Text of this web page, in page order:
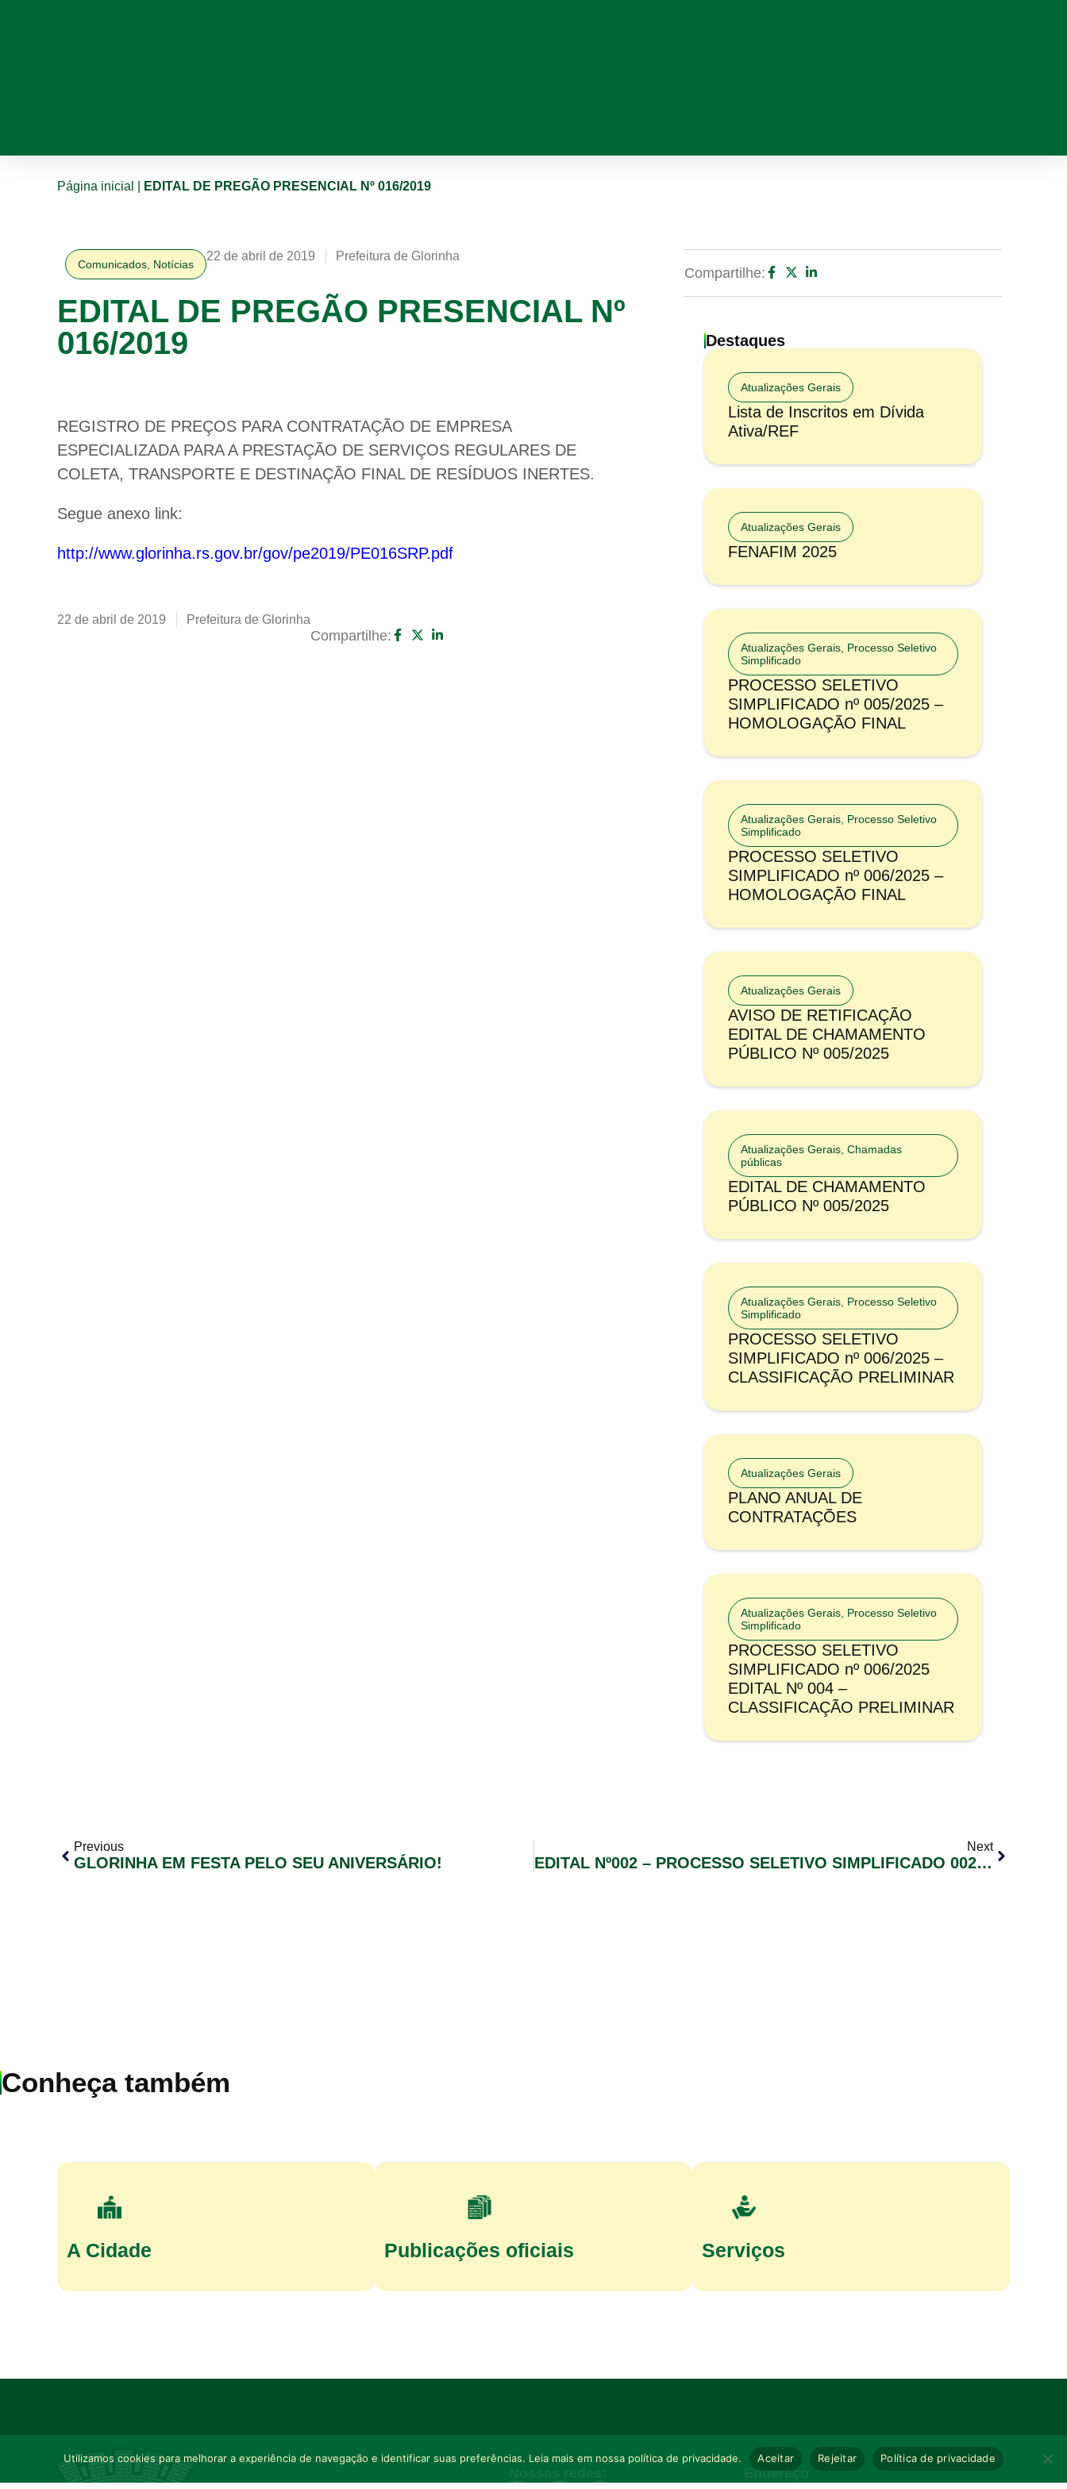
Página inicial EDITAL DE PREGÃO PRESENCIAL Nº 016/2019
Comunicados Notícias
22 de abril de 2019 Prefeitura de Glorinha
EDITAL DE PREGÃO PRESENCIAL Nº
016/2019
REGISTRO DE PREÇOS PARA CONTRATAÇÃO DE EMPRESA
ESPECIALIZADA PARA A PRESTAÇÃO DE SERVIÇOS REGULARES DE
COLETA, TRANSPORTE E DESTINAÇÃO FINAL DE RESÍDUOS INERTES.
Segue anexo link:
http://www.glorinha.rs.gov.br/gov/pe2019/PE016SRP.pdf
22 de abril de 2019 Prefeitura de Glorinha
Compartilhe:
Compartilhe:
Destaques
Atualizações Gerais
Lista de Inscritos em Dívida
Ativa/REF
Atualizações Gerais
FENAFIM 2025
Atualizações Gerais Processo Seletivo
Simplificado
PROCESSO SELETIVO
SIMPLIFICADO nº 005/2025 –
HOMOLOGAÇÃO FINAL
Atualizações Gerais Processo Seletivo
Simplificado
PROCESSO SELETIVO
SIMPLIFICADO nº 006/2025 –
HOMOLOGAÇÃO FINAL
Atualizações Gerais
AVISO DE RETIFICAÇÃO
EDITAL DE CHAMAMENTO
PÚBLICO Nº 005/2025
Atualizações Gerais Chamadas
públicas
EDITAL DE CHAMAMENTO
PÚBLICO Nº 005/2025
Atualizações Gerais Processo Seletivo
Simplificado
PROCESSO SELETIVO
SIMPLIFICADO nº 006/2025 –
CLASSIFICAÇÃO PRELIMINAR
Atualizações Gerais
PLANO ANUAL DE
CONTRATAÇÕES
Atualizações Gerais Processo Seletivo
Simplificado
PROCESSO SELETIVO
SIMPLIFICADO nº 006/2025
EDITAL Nº 004 –
CLASSIFICAÇÃO PRELIMINAR
Previous
GLORINHA EM FESTA PELO SEU ANIVERSÁRIO!
Next
EDITAL Nº002 – PROCESSO SELETIVO SIMPLIFICADO 002/2019
Conheça também
A Cidade Publicações oficiais Serviços
Endereço
Utilizamos cookies para melhorar a experiência de navegação e identificar suas preferências. Leia mais em nossa política de privacidade. Aceitar Rejeitar Política de privacidade